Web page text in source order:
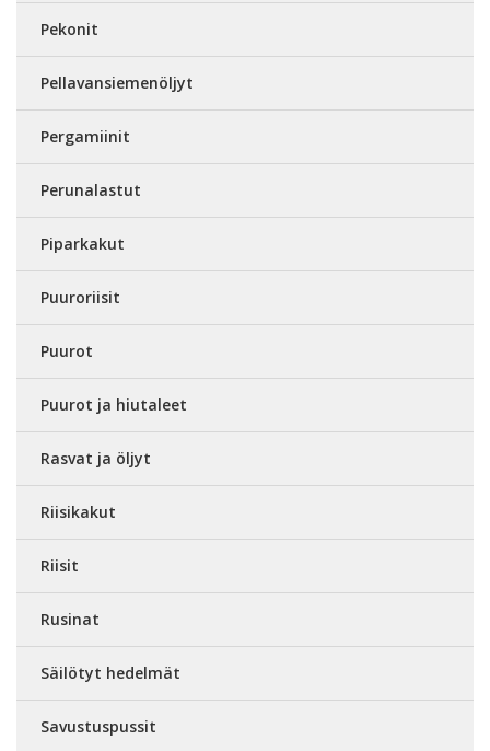
Pekonit
Pellavansiemenöljyt
Pergamiinit
Perunalastut
Piparkakut
Puuroriisit
Puurot
Puurot ja hiutaleet
Rasvat ja öljyt
Riisikakut
Riisit
Rusinat
Säilötyt hedelmät
Savustuspussit